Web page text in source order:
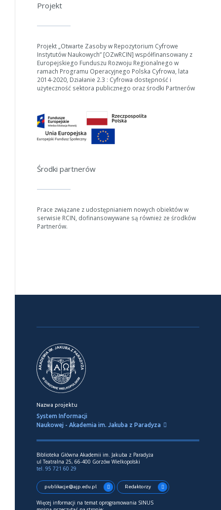
Projekt
Projekt „Otwarte Zasoby w Repozytorium Cyfrowe
Instytutów Naukowych” [OZwRCIN] współfinansowany z
Europejskiego Funduszu Rozwoju Regionalnego w
ramach Programu Operacyjnego Polska Cyfrowa, lata
2014-2020, Działanie 2.3 : Cyfrowa dostępność i
użyteczność sektora publicznego oraz środki Partnerów
Środki partnerów
Prace związane z udostępnianiem nowych obiektów w
serwisie RCIN, dofinansowywane są również ze środków
Partnerów.
Nazwa projektu
System Informacji
Naukowej - Akademia im. Jakuba z Paradyza
Biblioteka Główna Akademii im. Jakuba z Paradyża
ul Teatralna 25, 66-400 Gorzów Wielkopolski
tel. 95 721 60 29
publikacje@ajp.edu.pl Redaktorzy
Więcej informacji na temat oprogramowania SINUS